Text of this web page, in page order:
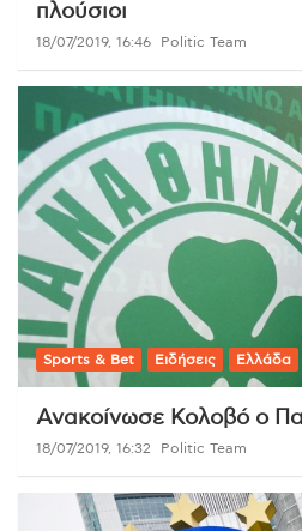
πλούσιοι
18/07/2019, 16:46 Politic Team
Sports & Bet Ειδήσεις Ελλάδα
Ανακοίνωσε Κολοβό ο
18/07/2019, 16:32 Politic Team